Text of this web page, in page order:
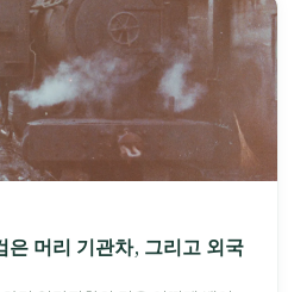
머리 기관차, 그리고 외국